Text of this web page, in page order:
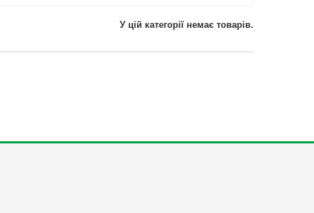
У цій категорії немає товарів.